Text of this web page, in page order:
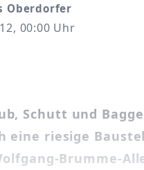
Oberdorfer
00:00 Uhr
Schutt und
riesige
Brumme-